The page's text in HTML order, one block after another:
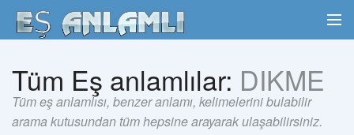
Tüm Eş anlamlılar: DIKME
Tüm eş anlamlısı, benzer anlamı, kelimelerini bulabilir
arama kutusundan tüm hepsine arayarak ulaşabilirsiniz.